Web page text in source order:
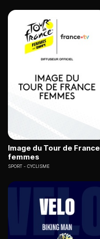
Image du Tour de France
femmes
SPORT CYCLISME